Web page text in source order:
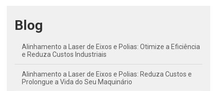
Blog
Alinhamento a Laser de Eixos e Polias: Otimize a Eficiência
e Reduza Custos Industriais
Alinhamento a Laser de Eixos e Polias: Reduza Custos e
Prolongue a Vida do Seu Maquinário